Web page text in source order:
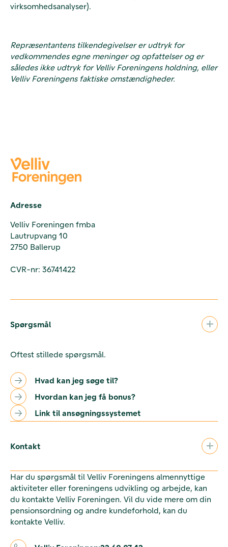
virksomhedsanalyser).
Repræsentantens tilkendegivelser er udtryk for
vedkommendes egne meninger og opfattelser og er
således ikke udtryk for Velliv Foreningens holdning, eller
Velliv Foreningens faktiske omstændigheder.
Adresse
Velliv Foreningen fmba
Lautrupvang 10
2750 Ballerup
CVR-nr: 36741422
Spørgsmål
Oftest stillede spørgsmål.
Hvad kan jeg søge til?
Hvordan kan jeg få bonus?
Link til ansøgningssystemet
Kontakt
Har du spørgsmål til Velliv Foreningens almennyttige
aktiviteter eller foreningens udvikling og arbejde, kan
du kontakte Velliv Foreningen. Vil du vide mere om din
pensionsordning og andre kundeforhold, kan du
kontakte Velliv.